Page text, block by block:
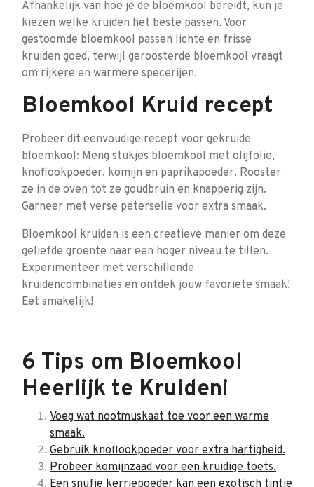
Afhankelijk van hoe je de bloemkool bereidt, kun je
kiezen welke kruiden het beste passen. Voor
gestoomde bloemkool passen lichte en frisse
kruiden goed, terwijl geroosterde bloemkool vraagt
om rijkere en warmere specerijen.
Bloemkool Kruid recept
Probeer dit eenvoudige recept voor gekruide
bloemkool: Meng stukjes bloemkool met olijfolie,
knoflookpoeder, komijn en paprikapoeder. Rooster
ze in de oven tot ze goudbruin en knapperig zijn.
Garneer met verse peterselie voor extra smaak.
Bloemkool kruiden is een creatieve manier om deze
geliefde groente naar een hoger niveau te tillen.
Experimenteer met verschillende
kruidencombinaties en ontdek jouw favoriete smaak!
Eet smakelijk!
6 Tips om Bloemkool
Heerlijk te Kruideni
Voeg wat nootmuskaat toe voor een warme
smaak.
Gebruik knoflookpoeder voor extra hartigheid.
Probeer komijnzaad voor een kruidige toets.
Een snufje kerriepoeder kan een exotisch tintje